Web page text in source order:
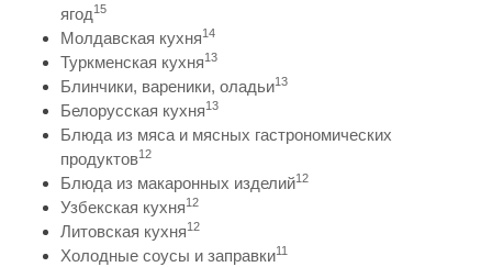
ягод15
Молдавская кухня14
Туркменская кухня13
Блинчики, вареники, оладьи13
Белорусская кухня13
Блюда из мяса и мясных гастрономических
продуктов12
Блюда из макаронных изделий12
Узбекская кухня12
Литовская кухня12
Холодные соусы и заправки11